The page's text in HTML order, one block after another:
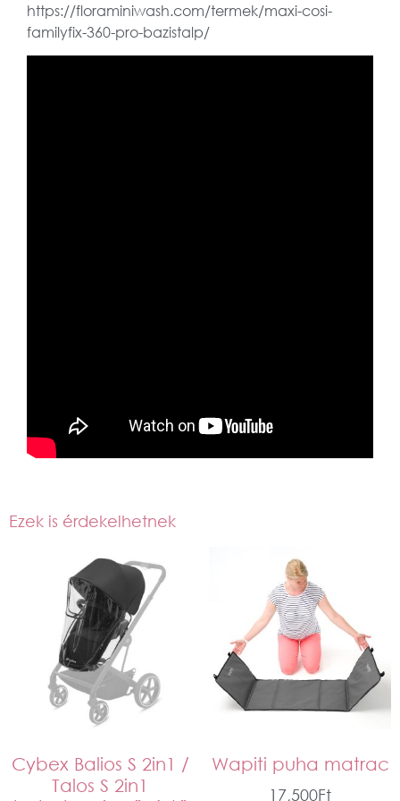
https://floraminiwash.com/termek/maxi-cosi-
familyfix-360-pro-bazistalp/
Ezek is érdekelhetnek
Cybex Balios S 2in1 /
Talos S 2in1
Wapiti puha matrac
17,500Ft